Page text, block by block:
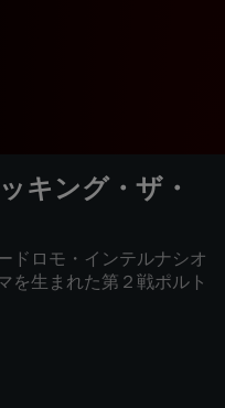
キング・ザ・
ドロモ・インテルナシオ
を生まれた第２戦ポルト